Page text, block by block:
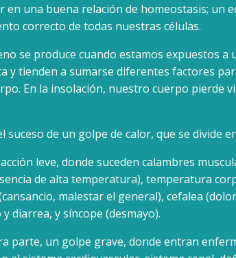
en una buena relación de homeostasis; un
correcto de todas nuestras células.
se produce cuando estamos expuestos
y tienden a sumarse diferentes factores
En la insolación, nuestro cuerpo pierde
suceso de un golpe de calor, que se divide
leve, donde suceden calambres
de alta temperatura), temperatura
malestar el general), cefalea
diarrea, y síncope (desmayo).
parte, un golpe grave, donde entran